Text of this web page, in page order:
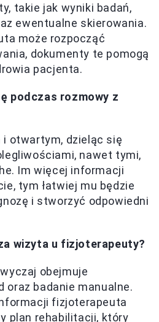
takie jak wyniki badań,
ewentualne skierowania.
może rozpocząć
dokumenty te pomogą
pacjenta.
podczas rozmowy z
otwartym, dzieląc się
nawet tymi,
Im więcej informacji
tym łatwiej mu będzie
i stworzyć odpowiedni
wizyta u fizjoterapeuty?
obejmuje
oraz badanie manualne.
fizjoterapeuta
plan rehabilitacji, który